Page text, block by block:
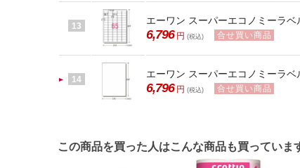
13 エーワン スーパーエコノミーラ
6,796 円 (税込) 合せ買い商品
14 エーワン スーパーエコノミーラ
6,796 円 (税込) 合せ買い商品
この商品を買った人はこんな商品も買っていま